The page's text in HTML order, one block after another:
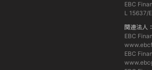
EBC
L 15637/
関連法人：
EBC
EBC